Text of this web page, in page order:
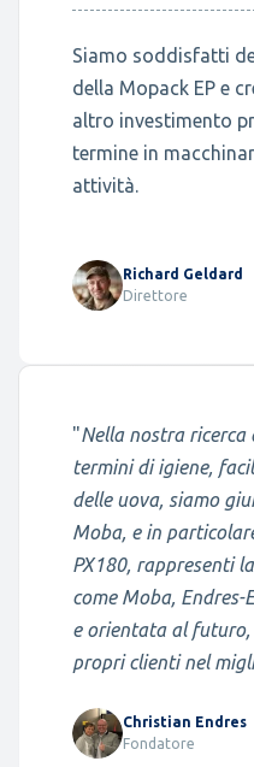
Siamo soddisfatti
della Mopack EP e
altro investimento
termine in
attività.
Richard Geldard
Direttore
"Nella nostra
termini di igiene,
delle uova, siamo
Moba, e in
PX180, rappresenti
come Moba,
e orientata al
propri clienti nel
Christian Endres
Fondatore